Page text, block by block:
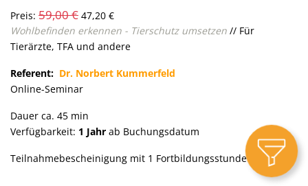
Preis: 59,00€ 47,20 €
Wohlbefinden erkennen - Tierschutz umsetzen // Für
Tierärzte, TFA und andere
Referent: Dr. Norbert Kummerfeld
Online-Seminar
Dauer ca. 45 min
Verfügbarkeit: 1 Jahr ab Buchungsdatum
Teilnahmebescheinigung mit 1 Fortbildungsstunde